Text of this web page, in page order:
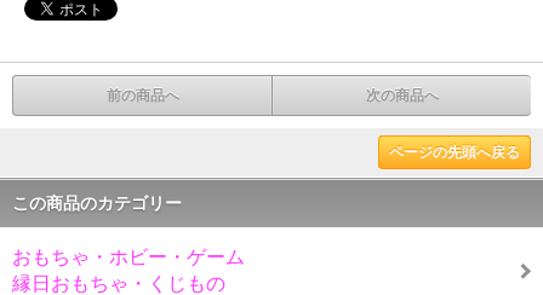
前の商品へ 次の商品へ
ページの先頭へ戻る
この商品のカテゴリー
おもちゃ・ホビー・ゲーム
縁日おもちゃ・くじもの